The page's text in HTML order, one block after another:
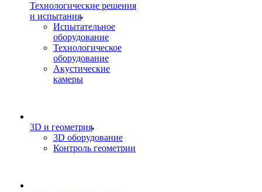
Технологические решения
и испытания
Испытательное
оборудование
Технологическое
оборудование
Акустические
камеры
3D и геометрия
3D оборудование
Контроль геометрии